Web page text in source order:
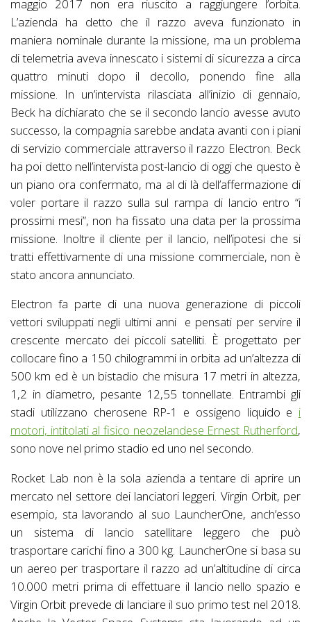
maggio 2017 non era riuscito a raggiungere l’orbita.
L’azienda ha detto che il razzo aveva funzionato in
maniera nominale durante la missione, ma un problema
di telemetria aveva innescato i sistemi di sicurezza a circa
quattro minuti dopo il decollo, ponendo fine alla
missione. In un’intervista rilasciata all’inizio di gennaio,
Beck ha dichiarato che se il secondo lancio avesse avuto
successo, la compagnia sarebbe andata avanti con i piani
di servizio commerciale attraverso il razzo Electron. Beck
ha poi detto nell’intervista post-lancio di oggi che questo è
un piano ora confermato, ma al di là dell’affermazione di
voler portare il razzo sulla sul rampa di lancio entro “i
prossimi mesi”, non ha fissato una data per la prossima
missione. Inoltre il cliente per il lancio, nell’ipotesi che si
tratti effettivamente di una missione commerciale, non è
stato ancora annunciato.
Electron fa parte di una nuova generazione di piccoli
vettori sviluppati negli ultimi anni e pensati per servire il
crescente mercato dei piccoli satelliti. È progettato per
collocare fino a 150 chilogrammi in orbita ad un’altezza di
500 km ed è un bistadio che misura 17 metri in altezza,
1,2 in diametro, pesante 12,55 tonnellate. Entrambi gli
stadi utilizzano cherosene RP-1 e ossigeno liquido e i
motori, intitolati al fisico neozelandese Ernest Rutherford,
sono nove nel primo stadio ed uno nel secondo.
Rocket Lab non è la sola azienda a tentare di aprire un
mercato nel settore dei lanciatori leggeri. Virgin Orbit, per
esempio, sta lavorando al suo LauncherOne, anch’esso
un sistema di lancio satellitare leggero che può
trasportare carichi fino a 300 kg. LauncherOne si basa su
un aereo per trasportare il razzo ad un’altitudine di circa
10.000 metri prima di effettuare il lancio nello spazio e
Virgin Orbit prevede di lanciare il suo primo test nel 2018.